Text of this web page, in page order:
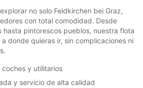
no solo Feldkirchen bei Graz,
con total comodidad. Desde
hasta pintorescos pueblos, nuestra flota
donde quieras ir, sin complicaciones ni
y utilitarios
y servicio de alta calidad